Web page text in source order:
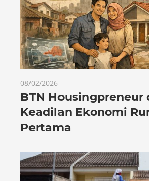
08/02/2026
BTN Housingpreneur
Keadilan Ekonomi
Pertama